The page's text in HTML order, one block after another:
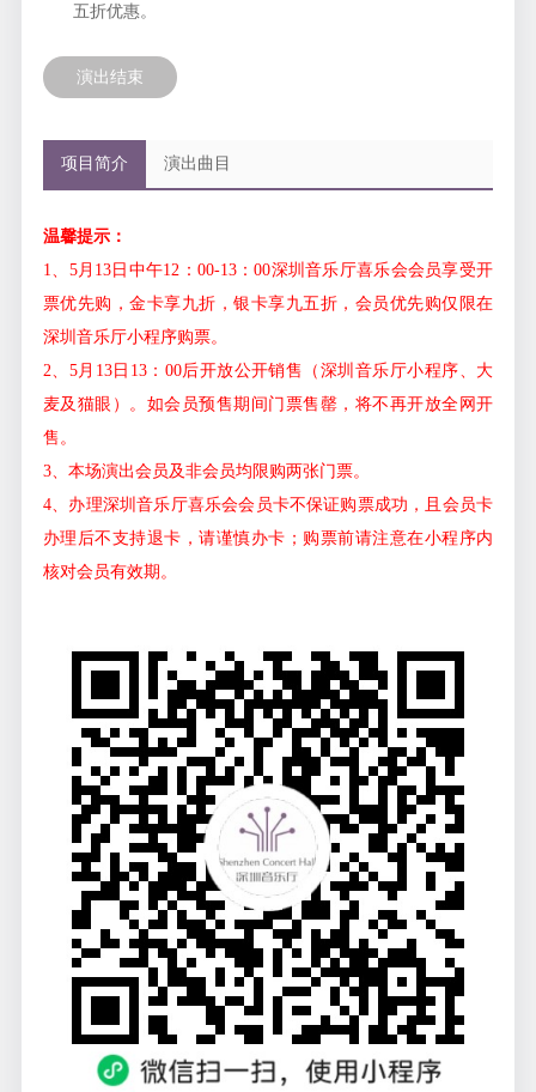
五折优惠。
演出结束
项目简介 演出曲目
温馨提示：
1、5月13日中午12：00-13：00深圳音乐厅喜乐会会员享受开
票优先购，金卡享九折，银卡享九五折，会员优先购仅限在
深圳音乐厅小程序购票。
2、5月13日13：00后开放公开销售（深圳音乐厅小程序、大
麦及猫眼）。如会员预售期间门票售罄，将不再开放全网开
售。
3、本场演出会员及非会员均限购两张门票。
4、办理深圳音乐厅喜乐会会员卡不保证购票成功，且会员卡
办理后不支持退卡，请谨慎办卡；购票前请注意在小程序内
核对会员有效期。